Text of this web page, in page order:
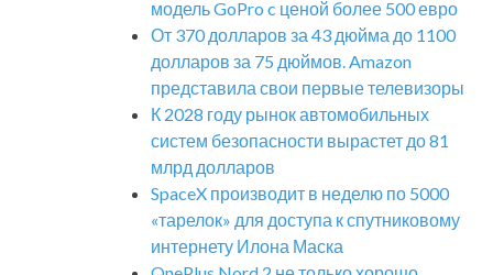
модель GoPro c ценой более 500 евро
От 370 долларов за 43 дюйма до 1100
долларов за 75 дюймов. Amazon
представила свои первые телевизоры
К 2028 году рынок автомобильных
систем безопасности вырастет до 81
млрд долларов
SpaceX производит в неделю по 5000
«тарелок» для доступа к спутниковому
интернету Илона Маска